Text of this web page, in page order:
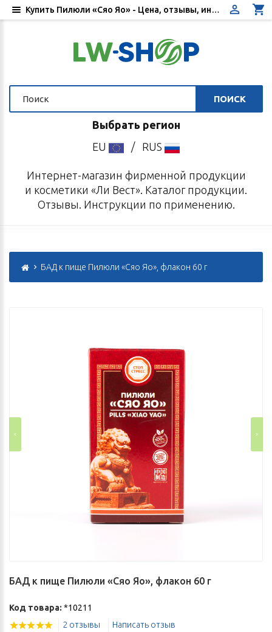
ПОИСК
Выбрать регион
EU
/ RUS
Интернет-магазин фирменной продукции
и косметики «Ли Вест». Каталог продукции.
Отзывы. Инструкции по применению.
БАД к пище Пилюли «Сяо Яо», флакон 60 г
БАД к пище Пилюли «Сяо Яо», флакон 60 г
Код товара: *10211
2 отзывы
Написать отзыв
Купить Пилюли «Сяо Яо» - Цена, отзывы, инструкция по применению - Интернет-магазин «Ли Вест»